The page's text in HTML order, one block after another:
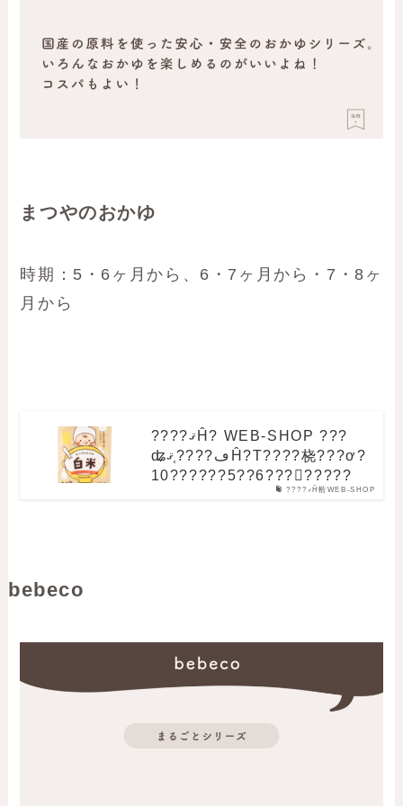
まつやのおかゆ
時期：5・6ヶ月から、6・7ヶ月から・7・8ヶ
月から
????ޤĤ䡡WEB-SHOP
????ޤĤ? WEB-SHOP ???
ʥڡ????֤ޤĤ?Τ????桡???ơ?
10??????5??6????????
bebeco